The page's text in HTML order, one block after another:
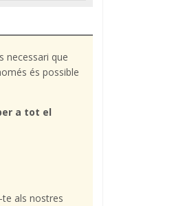
necessari que
és possible
a tot el
als nostres